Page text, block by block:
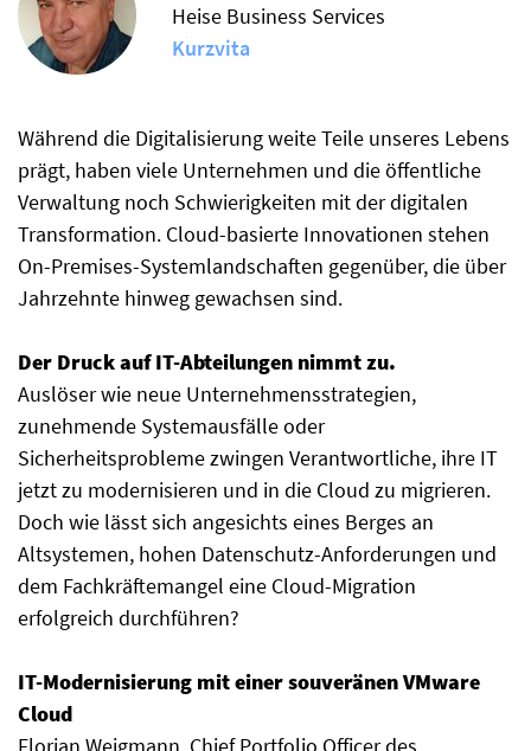
Heise Business Services
Kurzvita
Während die Digitalisierung weite Teile unseres Lebens
prägt, haben viele Unternehmen und die öffentliche
Verwaltung noch Schwierigkeiten mit der digitalen
Transformation. Cloud-basierte Innovationen stehen
On-Premises-Systemlandschaften gegenüber, die über
Jahrzehnte hinweg gewachsen sind.
Der Druck auf IT-Abteilungen nimmt zu.
Auslöser wie neue Unternehmensstrategien,
zunehmende Systemausfälle oder
Sicherheitsprobleme zwingen Verantwortliche, ihre IT
jetzt zu modernisieren und in die Cloud zu migrieren.
Doch wie lässt sich angesichts eines Berges an
Altsystemen, hohen Datenschutz-Anforderungen und
dem Fachkräftemangel eine Cloud-Migration
erfolgreich durchführen?
IT-Modernisierung mit einer souveränen VMware
Cloud